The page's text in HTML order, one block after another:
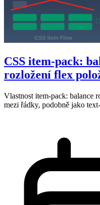
CSS item-pack:
rozložení flex
Vlastnost item-pack: balance
mezi řádky, podobně jako